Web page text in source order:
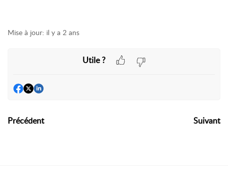
Mise à jour: il y a 2 ans
Utile ?
Précédent Suivant